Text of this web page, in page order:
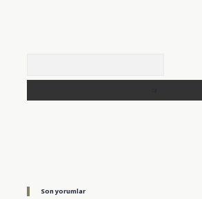
Son yorumlar